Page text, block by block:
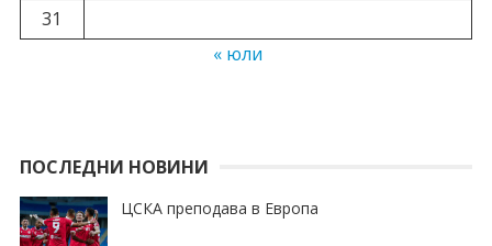
31
« юли
ПОСЛЕДНИ НОВИНИ
ЦСКА преподава в Европа